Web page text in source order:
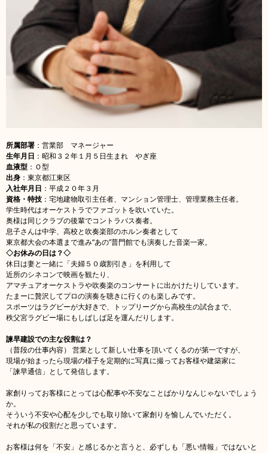
所属部署 ：営業部 マネージャー
生年月日 ：昭和３２年１月５日生まれ やぎ座
血液型 ：Ｏ型
出身 ：東京都江東区
入社年月日 ：平成２０年３月
資格・特技 ：宅地建物取引主任者、マンション管理士、管理業務主任者。
学生時代はオーケストラでファゴットを吹いていた。
奥様は同じクラブの後輩でコントラバス奏者。
息子さんは中学、高校と吹奏楽部のホルン奏者として
東京都大会の本選まで進み“あの”普門館でも演奏した音楽一家。
◇お休みの日は？◇
休日は妻と一緒に「夫婦５０歳割引き」を利用して
近所のシネコンで映画を観たり、
アマチュアオーケストラや吹奏楽のコンサートに出かけたりしています。
たまーに贅沢してプロの演奏を聴きに行くのも楽しみです。
スポーツはラグビーが大好きで、トップリーグから高校生の試合まで、
秩父宮ラグビー場にもしばしば足を運んだりします。
諫早建設での主な役割は？
（普段の仕事内容） 営業として新しい仕事を頂いてくるのが第一ですが、
現場が始まったら現場の様子を定期的に写真に撮ってお客様や建築家に
「諫早通信」として発信します。
家創りってお客様にとっては心配事や不安なことばかりなんじゃないでしょう
か。
そういう不安や心配を少しでも取り除いて家創りを愉しんでいただく。
それが私の役割だと思っています。
お客様は何を「不安」と感じるかと言うと、必ずしも「悪い情報」ではないと